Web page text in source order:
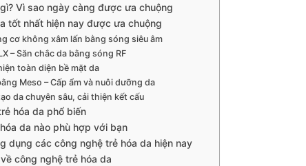
Vì sao ngày càng được ưa chuộng
tốt nhất hiện nay được ưa chuộng
cơ không xâm lấn bằng sóng siêu âm
– Săn chắc da bằng sóng RF
toàn diện bề mặt da
Meso – Cấp ẩm và nuôi dưỡng da
da chuyên sâu, cải thiện kết cấu
hóa da phổ biến
da nào phù hợp với bạn
dụng các công nghệ trẻ hóa da hiện nay
công nghệ trẻ hóa da